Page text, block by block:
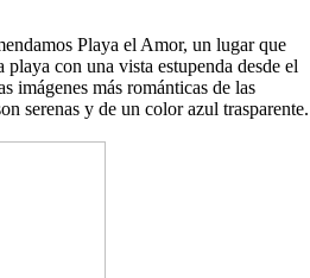
Playa el Amor, un lugar que
playa con una vista estupenda desde el
imágenes más románticas de las
serenas y de un color azul trasparente.